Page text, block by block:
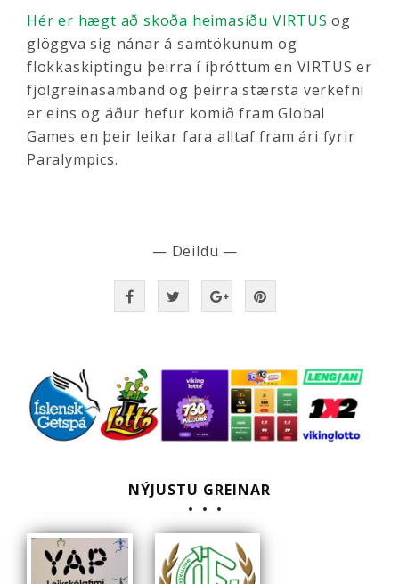
Hér er hægt að skoða heimasíðu VIRTUSog
glöggva sig nánar á samtökunum og
flokkaskiptingu þeirra í íþróttum en VIRTUS er
fjölgreinasamband og þeirra stærsta verkefni
er eins og áður hefur komið fram Global
Games en þeir leikar fara alltaf fram ári fyrir
Paralympics.
— Deildu —
NÝJUSTU GREINAR